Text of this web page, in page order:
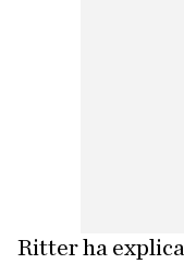
Ritter ha